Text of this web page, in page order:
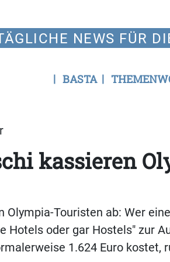
NEWS FÜR
BASTA
kassieren
Olympia-Touristen ab: Wer
Hotels oder gar Hostels" zur
1.624 Euro kostet,